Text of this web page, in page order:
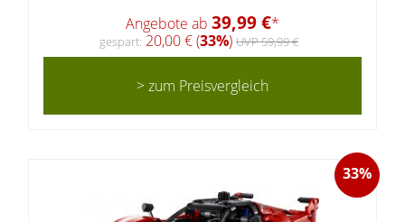
Angebote ab 39,99 €*
gespart: 20,00 € (33%) UVP 59,99 €
> zum Preisvergleich
33%